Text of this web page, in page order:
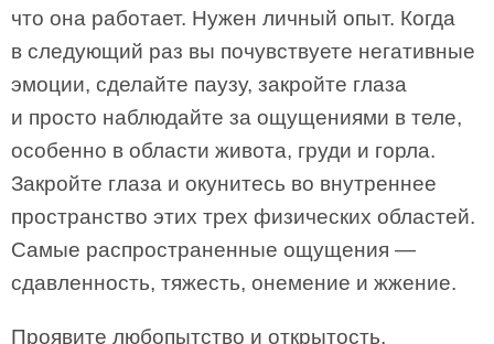
что она работает. Нужен личный опыт. Когда
в следующий раз вы почувствуете негативные
эмоции, сделайте паузу, закройте глаза
и просто наблюдайте за ощущениями в теле,
особенно в области живота, груди и горла.
Закройте глаза и окунитесь во внутреннее
пространство этих трех физических областей.
Самые распространенные ощущения —
сдавленность, тяжесть, онемение и жжение.
Проявите любопытство и открытость,